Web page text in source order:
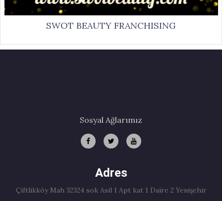
SWOT BEAUTY FRANCHISING
Sosyal Ağlarımız
Adres
Çiftlikköy Mah 32324 sok Asil 1 Apt kat 1 Daire 2 Yenişehir